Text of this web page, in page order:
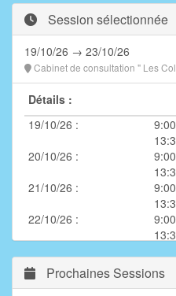
Session sélectionnée
19/10/26 → 23/10/26
Cabinet de consultation " Les
Détails :
19/10/26 :
20/10/26 :
21/10/26 :
22/10/26 :
Prochaines Sessions